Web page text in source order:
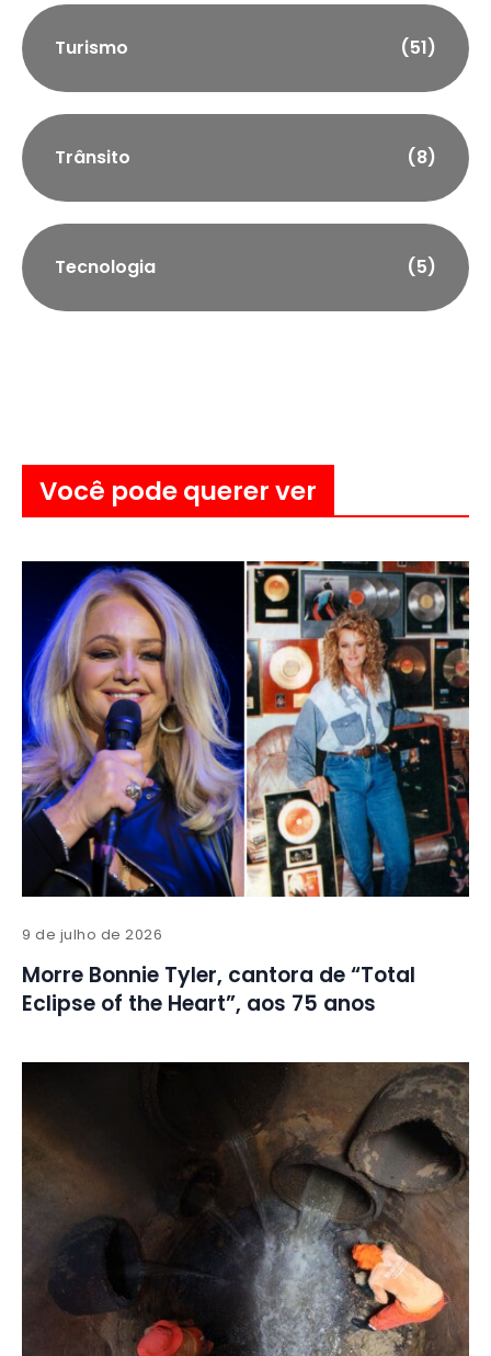
Turismo (51)
Trânsito (8)
Tecnologia (5)
Você pode querer ver
9 de julho de 2026
Morre Bonnie Tyler, cantora de “Total
Eclipse of the Heart”, aos 75 anos